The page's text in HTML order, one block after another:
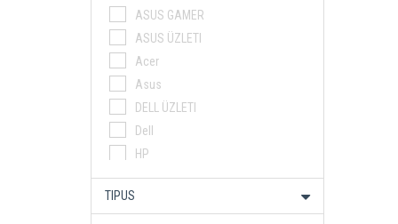
ASUS GAMER
ASUS ÜZLETI
Acer
Asus
DELL ÜZLETI
Dell
HP
HP ÜZLETI
TIPUS